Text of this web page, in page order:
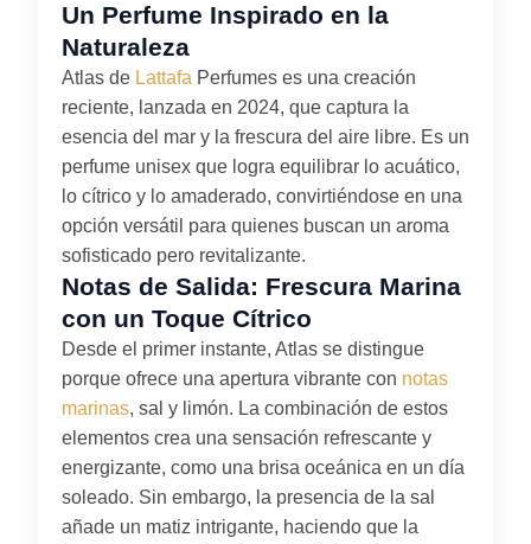
Un Perfume Inspirado en la
Naturaleza
Atlas de Lattafa Perfumes es una creación
reciente, lanzada en 2024, que captura la
esencia del mar y la frescura del aire libre. Es un
perfume unisex que logra equilibrar lo acuático,
lo cítrico y lo amaderado, convirtiéndose en una
opción versátil para quienes buscan un aroma
sofisticado pero revitalizante.
Notas de Salida: Frescura Marina
con un Toque Cítrico
Desde el primer instante, Atlas se distingue
porque ofrece una apertura vibrante con notas
marinas, sal y limón. La combinación de estos
elementos crea una sensación refrescante y
energizante, como una brisa oceánica en un día
soleado. Sin embargo, la presencia de la sal
añade un matiz intrigante, haciendo que la